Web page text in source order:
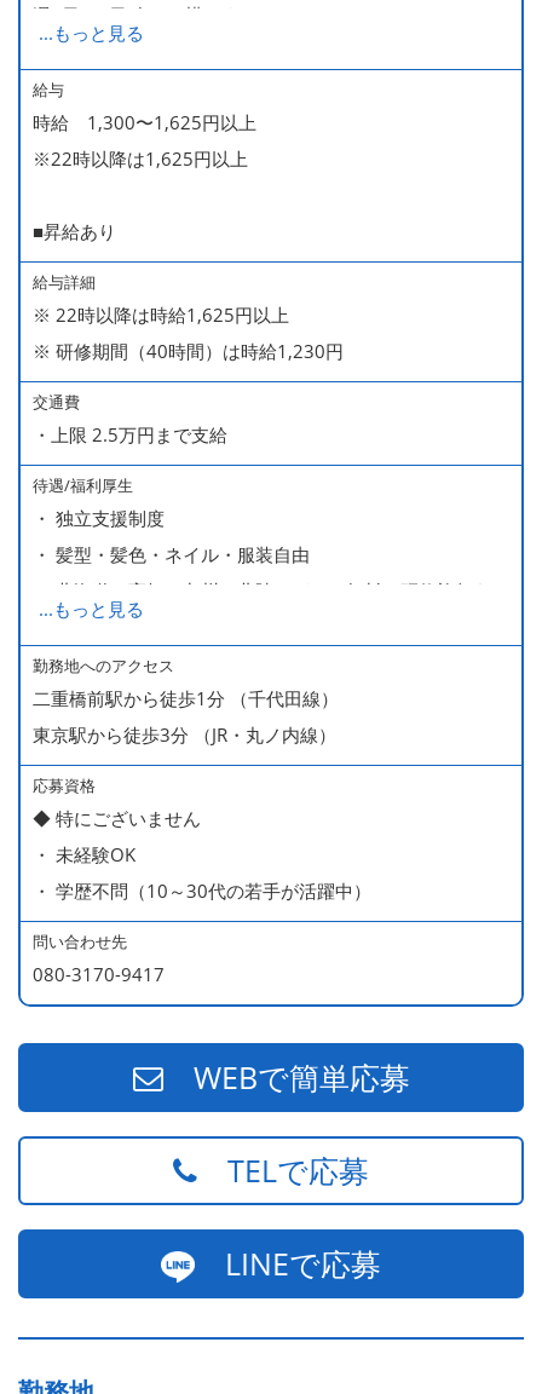
週2日・1日4h～で構いません。
■時短勤務制度あり
...もっと見る
給与
時給 1,300〜1,625円以上
※22時以降は1,625円以上
■昇給あり
給与詳細
※ 22時以降は時給1,625円以上
※ 研修期間（40時間）は時給1,230円
交通費
・上限 2.5万円まで支給
待遇/福利厚生
・ 独立支援制度
・ 髪型・髪色・ネイル・服装自由
・ 北海道や高知、九州、北陸などへの無料の研修旅行あり
ます
・ 無料の美味しい まかない食 あり
...もっと見る
勤務地へのアクセス
二重橋前駅から徒歩1分 （千代田線）
東京駅から徒歩3分 （JR・丸ノ内線）
応募資格
◆ 特にございません
・ 未経験OK
・ 学歴不問（10～30代の若手が活躍中）
問い合わせ先
080-3170-9417
WEBで簡単応募
TELで応募
LINEで応募